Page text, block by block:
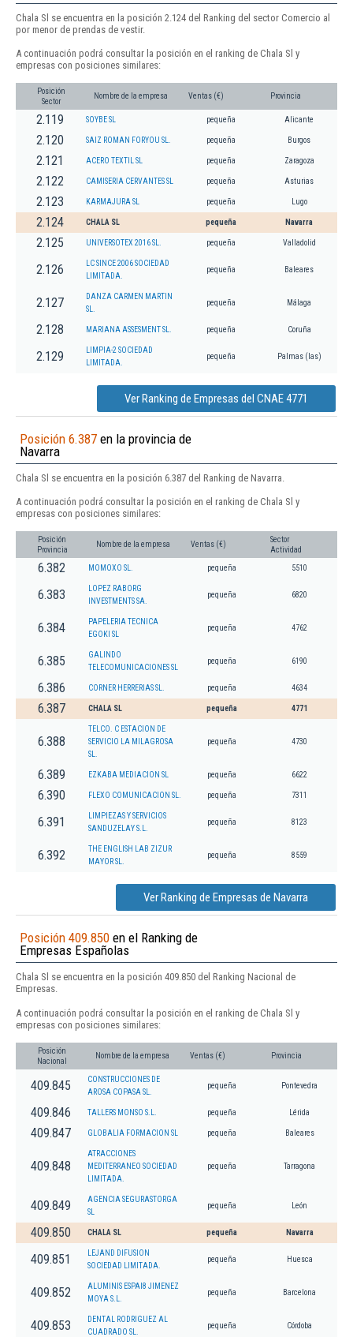
Chala Sl se encuentra en la posición 2.124 del Ranking del sector Comercio al
por menor de prendas de vestir.
A continuación podrá consultar la posición en el ranking de Chala Sl y
empresas con posiciones similares:
Posición
Sector
Nombre de la empresa Ventas (€) Provincia
2.119 SOYBE SL pequeña Alicante
2.120 SAIZ ROMAN FORYOU SL. pequeña Burgos
2.121 ACERO TEXTIL SL pequeña Zaragoza
2.122 CAMISERIA CERVANTES SL pequeña Asturias
2.123 KARMAJURA SL pequeña Lugo
2.124 CHALA SL pequeña Navarra
2.125 UNIVERSOTEX 2016 SL. pequeña Valladolid
2.126
LC SINCE 2006 SOCIEDAD
LIMITADA.
pequeña Baleares
2.127
DANZA CARMEN MARTIN
SL.
pequeña Málaga
2.128 MARIANA ASSESMENT SL. pequeña Coruña
2.129
LIMPIA-2 SOCIEDAD
LIMITADA.
pequeña Palmas (las)
Ver Ranking de Empresas del CNAE 4771
Posición 6.387 en la provincia de
Navarra
Chala Sl se encuentra en la posición 6.387 del Ranking de Navarra.
A continuación podrá consultar la posición en el ranking de Chala Sl y
empresas con posiciones similares:
Posición
Provincia
Nombre de la empresa Ventas (€)
Sector
Actividad
6.382 MOMOXO SL. pequeña 5510
6.383
LOPEZ RABORG
INVESTMENTS SA.
pequeña 6820
6.384
PAPELERIA TECNICA
EGOKI SL
pequeña 4762
6.385
GALINDO
TELECOMUNICACIONES SL
pequeña 6190
6.386 CORNER HERRERIAS SL. pequeña 4634
6.387 CHALA SL pequeña 4771
6.388
TELCO. C ESTACION DE
SERVICIO LA MILAGROSA
SL.
pequeña 4730
6.389 EZKABA MEDIACION SL pequeña 6622
6.390 FLEXO COMUNICACION SL. pequeña 7311
6.391
LIMPIEZAS Y SERVICIOS
SANDUZELAY S.L.
pequeña 8123
6.392
THE ENGLISH LAB ZIZUR
MAYOR SL.
pequeña 8559
Ver Ranking de Empresas de Navarra
Posición 409.850 en el Ranking de
Empresas Españolas
Chala Sl se encuentra en la posición 409.850 del Ranking Nacional de
Empresas.
A continuación podrá consultar la posición en el ranking de Chala Sl y
empresas con posiciones similares:
Posición
Nacional
Nombre de la empresa Ventas (€) Provincia
409.845
CONSTRUCCIONES DE
AROSA COPASA SL.
pequeña Pontevedra
409.846 TALLERS MONSO S.L. pequeña Lérida
409.847 GLOBALIA FORMACION SL pequeña Baleares
409.848
ATRACCIONES
MEDITERRANEO SOCIEDAD
LIMITADA.
pequeña Tarragona
409.849
AGENCIA SEGURASTORGA
SL
pequeña León
409.850 CHALA SL pequeña Navarra
409.851
LEJAND DIFUSION
SOCIEDAD LIMITADA.
pequeña Huesca
409.852
ALUMINIS ESPAI8 JIMENEZ
MOYA S.L.
pequeña Barcelona
409.853
DENTAL RODRIGUEZ AL
CUADRADO SL.
pequeña Córdoba